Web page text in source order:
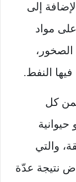
إلى
مواد
النفط.
كل
حيوانية
والتي
نتيجة عدّة